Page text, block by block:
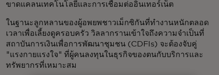
ขาดแคลนเทคโนโลยีและการเชื่อมต่ออินเทอร์เน็ต
ในฐานะลูกหลานของผู้อพยพชาวเม็กซิกันที่ทำงานหนักตลอด
เวลาเพื่อเลี้ยงดูครอบครัว วิลลากรานเข้าใจถึงความจำเป็นที่
สถาบันการเงินเพื่อการพัฒนาชุมชน (CDFIs) จะต้องจับคู่
"แรงกายแรงใจ" ที่ผู้คนลงทุนในธุรกิจของตนกับบริการและ
ทรัพยากรที่เหมาะสม